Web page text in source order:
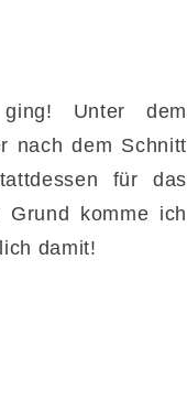
Unter dem
nach dem Schnitt
für das
komme ich
damit!